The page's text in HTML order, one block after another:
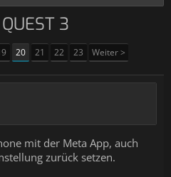
3
20 21 22 23 Weiter >
mit der Meta App, auch
zurück setzen.